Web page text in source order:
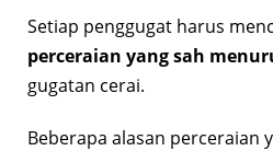
Setiap penggugat harus
perceraian yang sah
gugatan cerai.
Beberapa alasan perceraian